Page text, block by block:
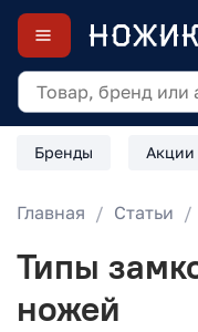
Бренды Акции
Главная Статьи
Типы
ножей